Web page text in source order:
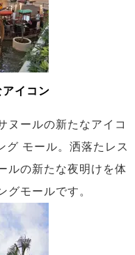
イコン
ヌールの新たなアイコ
グ モール。洒落たレス
ルの新たな夜明けを体
グモールです。